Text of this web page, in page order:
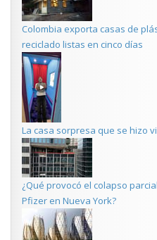
Colombia exporta casas de
reciclado listas en cinco días
La casa sorpresa que se hizo
¿Qué provocó el colapso
Pfizer en Nueva York?